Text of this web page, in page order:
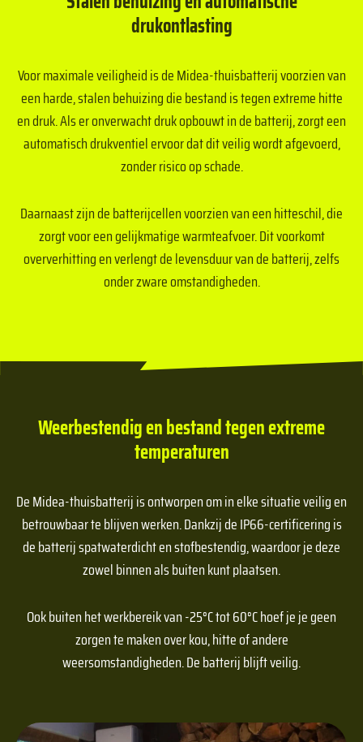
drukontlasting
Voor maximale veiligheid is de Midea-thuisbatterij voorzien van
een harde, stalen behuizing die bestand is tegen extreme hitte
en druk. Als er onverwacht druk opbouwt in de batterij, zorgt een
automatisch drukventiel ervoor dat dit veilig wordt afgevoerd,
zonder risico op schade.
Daarnaast zijn de batterijcellen voorzien van een hitteschil, die
zorgt voor een gelijkmatige warmteafvoer. Dit voorkomt
oververhitting en verlengt de levensduur van de batterij, zelfs
onder zware omstandigheden.
Weerbestendig en bestand tegen extreme
temperaturen
De Midea-thuisbatterij is ontworpen om in elke situatie veilig en
betrouwbaar te blijven werken. Dankzij de IP66-certificering is
de batterij spatwaterdicht en stofbestendig, waardoor je deze
zowel binnen als buiten kunt plaatsen.
Ook buiten het werkbereik van -25°C tot 60°C hoef je je geen
zorgen te maken over kou, hitte of andere
weersomstandigheden. De batterij blijft veilig.